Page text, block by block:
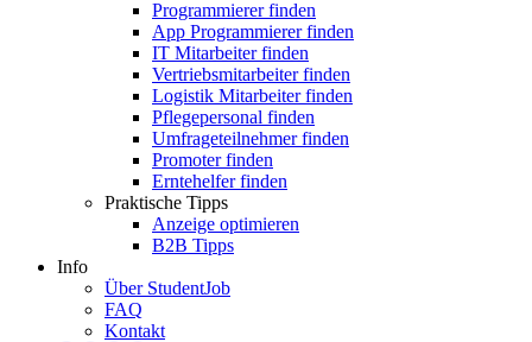
Programmierer finden
App Programmierer finden
IT Mitarbeiter finden
Vertriebsmitarbeiter finden
Logistik Mitarbeiter finden
Pflegepersonal finden
Umfrageteilnehmer finden
Promoter finden
Erntehelfer finden
Praktische Tipps
Anzeige optimieren
B2B Tipps
Info
Über StudentJob
FAQ
Kontakt